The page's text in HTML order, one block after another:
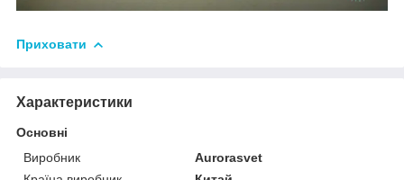
Приховати
Характеристики
Основні
Виробник
Аurorasvet